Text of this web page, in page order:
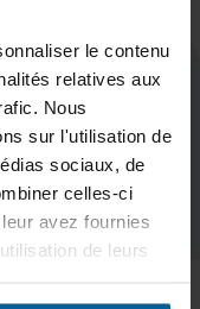
le contenu
relatives aux
Nous
sur l'utilisation de
sociaux, de
celles-ci
avez fournies
de leurs